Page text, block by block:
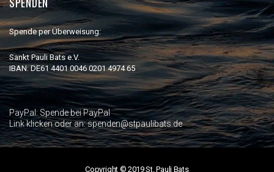
Spende per Überweisung:
Sankt Pauli Bats e.V.
IBAN: DE61 4401 0046 0201 4974 65
PayPal: Spende bei PayPal
Link klicken oder an: spenden@stpaulibats.de
Copyright © 2019 St. Pauli Bats